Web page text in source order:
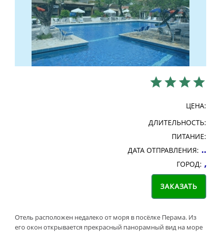
ЦЕНА:
ДЛИТЕЛЬНОСТЬ:
ПИТАНИЕ:
ДАТА ОТПРАВЛЕНИЯ: ..
ГОРОД: ,
Отель расположен недалеко от моря в посёлке Перама. Из
его окон открывается прекрасный панорамный вид на море